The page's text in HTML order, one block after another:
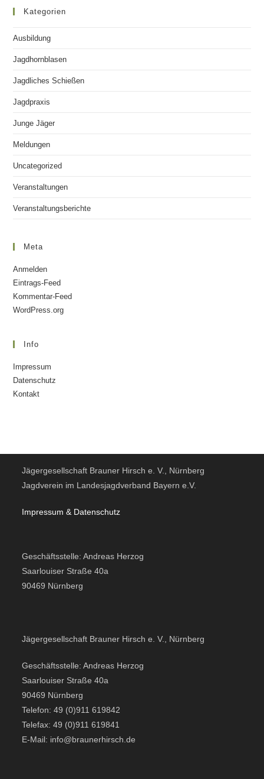
Kategorien
Ausbildung
Jagdhornblasen
Jagdliches Schießen
Jagdpraxis
Junge Jäger
Meldungen
Uncategorized
Veranstaltungen
Veranstaltungsberichte
Meta
Anmelden
Eintrags-Feed
Kommentar-Feed
WordPress.org
Info
Impressum
Datenschutz
Kontakt
Jägergesellschaft Brauner Hirsch e. V., Nürnberg
Jagdverein im Landesjagdverband Bayern e.V.
Impressum & Datenschutz
Geschäftsstelle: Andreas Herzog
Saarlouiser Straße 40a
90469 Nürnberg
Jägergesellschaft Brauner Hirsch e. V., Nürnberg
Geschäftsstelle: Andreas Herzog
Saarlouiser Straße 40a
90469 Nürnberg
Telefon: 49 (0)911 619842
Telefax: 49 (0)911 619841
E-Mail: info@braunerhirsch.de